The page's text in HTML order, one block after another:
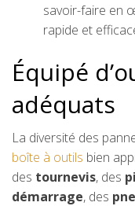
savoir-faire en
rapide et
Équipé
adéquats
La diversité des
boîte à outils bien
des tournevis, des
démarrage, des